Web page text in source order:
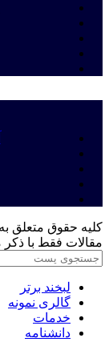
کلیه حقوق متعلق
مقالات فقط با
لبخند برتر
گالری نمونه
خدمات
دانشنامه